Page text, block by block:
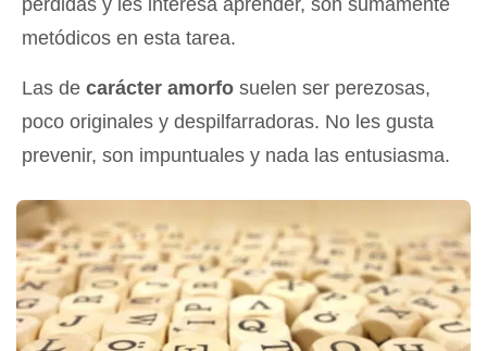
perdidas y les interesa aprender, son sumamente
metódicos en esta tarea.
Las de carácter amorfo suelen ser perezosas,
poco originales y despilfarradoras. No les gusta
prevenir, son impuntuales y nada las entusiasma.